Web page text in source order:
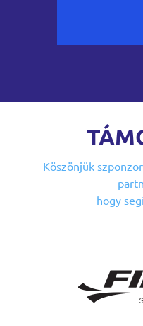
Köszönjük
hogy